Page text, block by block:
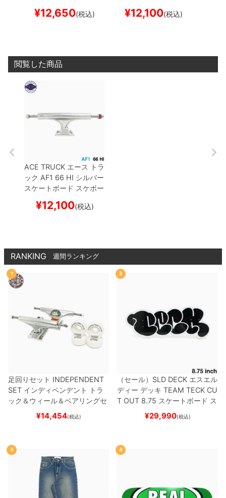
¥12,650(税込) ¥12,100(税込)
閲覧した商品
ACE TRUCK エース
トラ
ック AF1 66 HI シルバー
スケートボード スケボー
¥12,100(税込)
RANKING 週間ランキング
1
足回りセット INDEPENDENT
SET インディペンデント
トラ
ック＆ウィール＆ベアリングセ
（トリック用）
ード スケボー
¥14,454(税込)
2
（セール） SLD DECK エスエル
ディー デッキ TEAM TECK CU
T OUT 8.75 スケートボード ス
¥29,990(税込)
3 4